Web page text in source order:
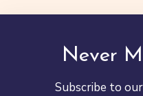
Never
Subscribe to